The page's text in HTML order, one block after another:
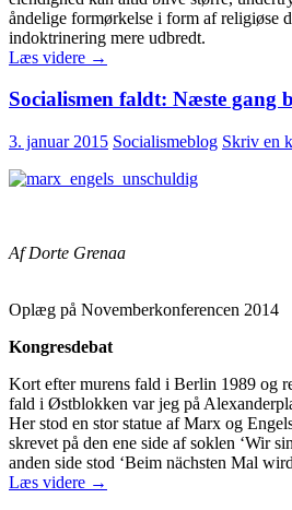
åndelige formørkelse i form af religiøse
indoktrinering mere udbredt.
Læs videre Perspektiver
socialisme
→
Socialismen faldt: Næste gang
3. januar 2015 Socialismeblog Skriv en
Af Dorte Grenaa
Oplæg på Novemberkonferencen 2014
Kongresdebat
Kort efter murens fald i Berlin 1989 og
fald i Østblokken var jeg på
Her stod en stor statue af Marx og
skrevet på den ene side af soklen ‘Wir
anden side stod ‘Beim nächsten Mal
Læs videre Socialismen
→